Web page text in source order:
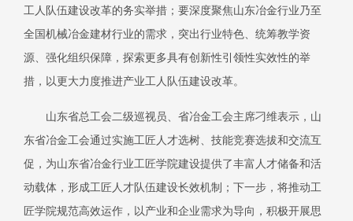
工人队伍建设改革的务实举措；要深度聚焦山东冶金行业乃至
全国机械冶金建材行业的需求，突出行业特色、统筹教学资
源、强化组织保障，探索更多具有创新性引领性实效性的举
措，以更大力度推进产业工人队伍建设改革。
山东省总工会二级巡视员、省冶金工会主席刁维表示，山
东省冶金工会通过实施工匠人才选树、技能竞赛选拔和交流互
促，为山东省冶金行业工匠学院建设提供了丰富人才储备和活
动载体，形成工匠人才队伍建设长效机制；下一步，将推动工
匠学院规范高效运作，以产业和企业需求为导向，积极开展思